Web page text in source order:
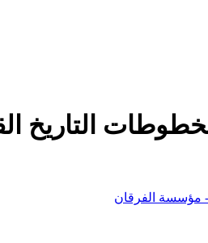
التاريخ
مؤسسة الفرقان